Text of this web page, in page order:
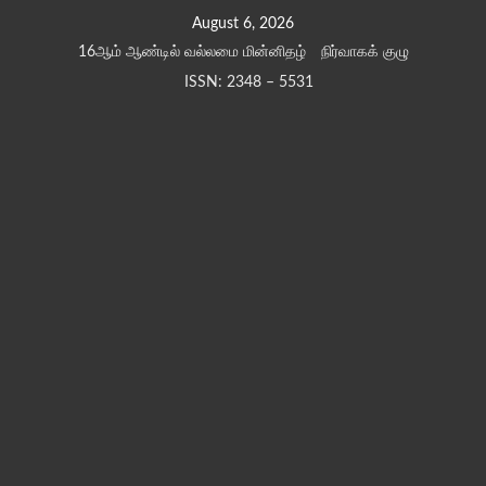
August 6, 2026
16ஆம் ஆண்டில் வல்லமை மின்னிதழ்
நிர்வாகக் குழு
ISSN: 2348 – 5531